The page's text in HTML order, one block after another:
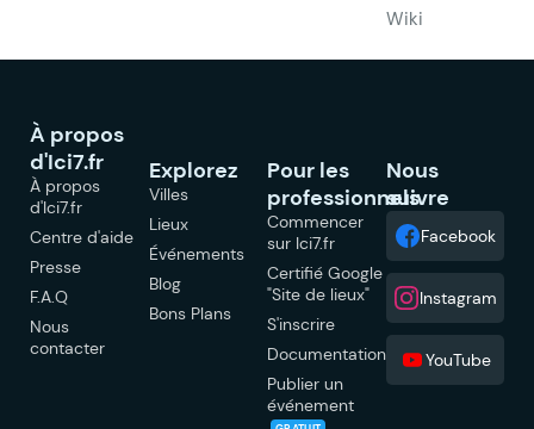
Wiki
À propos
d'Ici7.fr
À propos
d'Ici7.fr
Centre d'aide
Presse
F.A.Q
Nous
contacter
Explorez
Villes
Lieux
Événements
Blog
Bons Plans
Pour les
professionnels
Commencer
sur Ici7.fr
Certifié Google
"Site de lieux"
S'inscrire
Documentation
Publier un
événement
Nous
suivre
Facebook
Instagram
YouTube